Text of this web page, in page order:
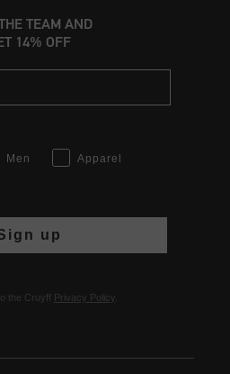
TEAM AND
14% OFF
Men
Apparel
up
the Cruyff Privacy Policy